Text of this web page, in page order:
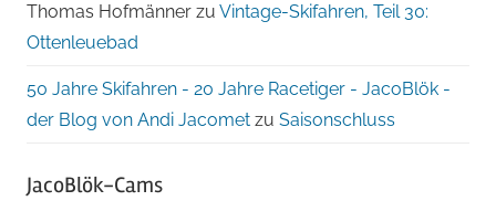
Thomas Hofmänner zu Vintage-Skifahren, Teil 30:
Ottenleuebad
50 Jahre Skifahren - 20 Jahre Racetiger - JacoBlök -
der Blog von Andi Jacomet zu Saisonschluss
JacoBlök-Cams